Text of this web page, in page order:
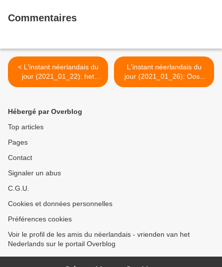
Commentaires
< L'instant néerlandais du
jour (2021_01_22): het
taalgebied
L'instant néerlandais du
jour (2021_01_26): Oost-
Vlaanderen >
Hébergé par Overblog
Top articles
Pages
Contact
Signaler un abus
C.G.U.
Cookies et données personnelles
Préférences cookies
Voir le profil de les amis du néerlandais - vrienden van het
Nederlands sur le portail Overblog